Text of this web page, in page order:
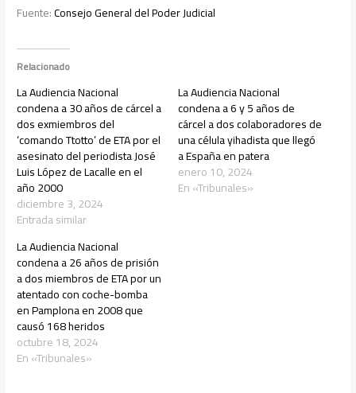
Fuente:Consejo General del Poder Judicial
Relacionado
La Audiencia Nacional
condena a 30 años de cárcel a
dos exmiembros del
‘comando Ttotto’ de ETA por el
asesinato del periodista José
Luis López de Lacalle en el
año 2000
diciembre 3, 2024
Entrada similar
La Audiencia Nacional
condena a 6 y 5 años de
cárcel a dos colaboradores de
una célula yihadista que llegó
a España en patera
enero 10, 2024
En «Tribunales»
La Audiencia Nacional
condena a 26 años de prisión
a dos miembros de ETA por un
atentado con coche-bomba
en Pamplona en 2008 que
causó 168 heridos
octubre 18, 2024
En «Tribunales»